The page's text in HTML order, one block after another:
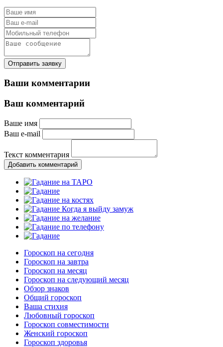
Отправить заявку
Ваши комментарии
Ваш комментарий
Ваше имя
Ваш e-mail
Текст комментария
Добавить комментарий
Гороскоп на сегодня
Гороскоп на завтра
Гороскоп на месяц
Гороскоп на следующий месяц
Обзор знаков
Общий гороскоп
Ваша стихия
Любовный гороскоп
Гороскоп совместимости
Женский гороскоп
Гороскоп здоровья